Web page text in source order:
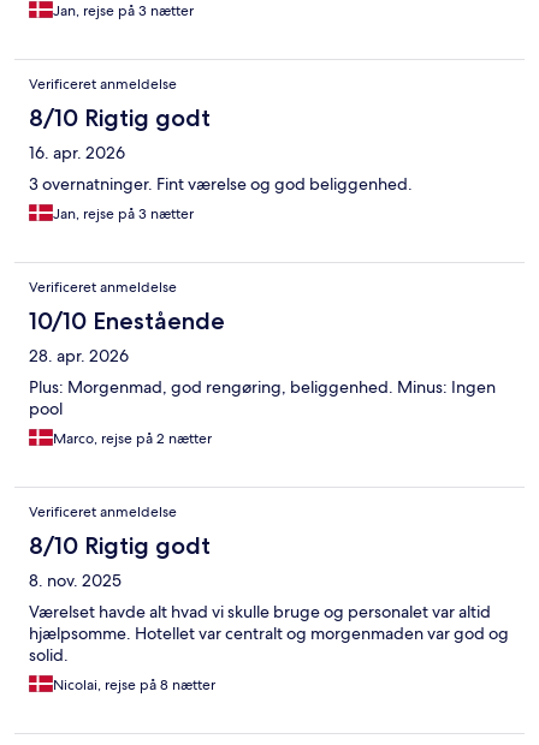
Jan, rejse på 3 nætter
Verificeret anmeldelse
8/10 Rigtig godt
16. apr. 2026
3 overnatninger. Fint værelse og god beliggenhed.
Jan, rejse på 3 nætter
Verificeret anmeldelse
10/10 Enestående
28. apr. 2026
Plus: Morgenmad, god rengøring, beliggenhed. Minus: Ingen
pool
Marco, rejse på 2 nætter
Verificeret anmeldelse
8/10 Rigtig godt
8. nov. 2025
Værelset havde alt hvad vi skulle bruge og personalet var altid
hjælpsomme. Hotellet var centralt og morgenmaden var god og
solid.
Nicolai, rejse på 8 nætter